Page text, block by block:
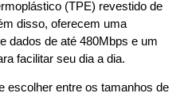
(TPE) revestido de
disso, oferecem uma
dados de até 480Mbps e um
facilitar seu dia a dia.
escolher entre os tamanhos de